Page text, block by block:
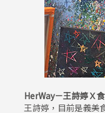
HerWay－王詩婷Ｘ
王詩婷，目前是義美